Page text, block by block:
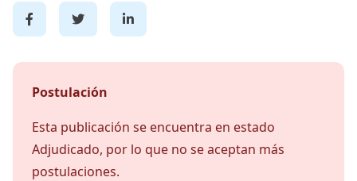
Postulación
Esta publicación se encuentra en estado
Adjudicado, por lo que no se aceptan más
postulaciones.